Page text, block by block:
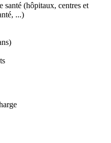
santé (hôpitaux, centres et
...)